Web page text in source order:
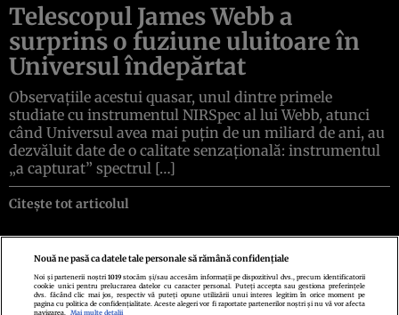
Telescopul James Webb a
surprins o fuziune uluitoare în
Universul îndepărtat
Observațiile acestui quasar, unul dintre primele
studiate cu instrumentul NIRSpec al lui Webb, atunci
când Universul avea mai puțin de un miliard de ani, au
dezvăluit date de o calitate senzațională: instrumentul
„a capturat” spectrul […]
Citește tot articolul
Politica de confidenţialitate Politica de cookiesTermeni şi condiţii
Echipa redacționalăContactSetări Cookies
Nouă ne pasă ca datele tale personale să rămână confidențiale
Noi și partenerii noștri1019 stocăm și/sau accesăm informații pe dispozitivul dvs., precum identificatorii
cookie unici pentru prelucrarea datelor cu caracter personal. Puteți accepta sau gestiona preferințele
dvs. făcând clic mai jos, respectiv vă puteți opune utilizării unui interes legitim în orice moment pe
pagina cu politica de confidențialitate. Aceste alegeri vor fi raportate partenerilor noștri și nu vă vor afecta
navigarea.
Mai multe detalii